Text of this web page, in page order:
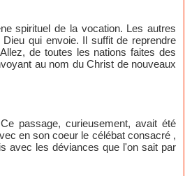
spirituel de la vocation. Les autres
qui envoie. Il suffit de reprendre
de toutes les nations faites des
au nom du Christ de nouveaux
passage, curieusement, avait été
en son coeur le célébat consacré ,
avec les déviances que l'on sait par